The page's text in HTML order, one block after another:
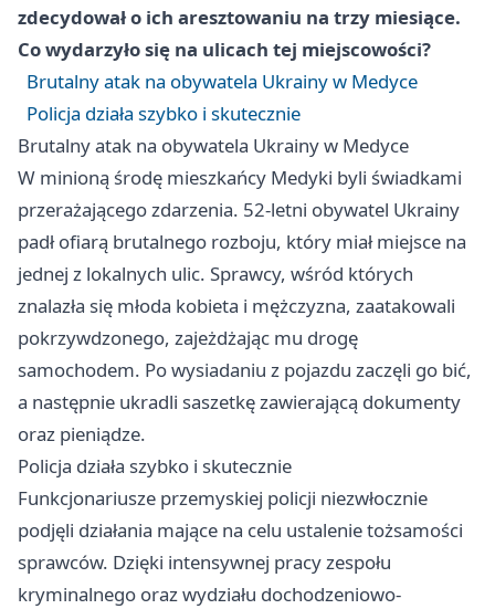
zdecydował o ich aresztowaniu na trzy miesiące.
Co wydarzyło się na ulicach tej miejscowości?
Brutalny atak na obywatela Ukrainy w Medyce
Policja działa szybko i skutecznie
Brutalny atak na obywatela Ukrainy w Medyce
W minioną środę mieszkańcy Medyki byli świadkami
przerażającego zdarzenia. 52-letni obywatel Ukrainy
padł ofiarą brutalnego rozboju, który miał miejsce na
jednej z lokalnych ulic. Sprawcy, wśród których
znalazła się młoda kobieta i mężczyzna, zaatakowali
pokrzywdzonego, zajeżdżając mu drogę
samochodem. Po wysiadaniu z pojazdu zaczęli go bić,
a następnie ukradli saszetkę zawierającą dokumenty
oraz pieniądze.
Policja działa szybko i skutecznie
Funkcjonariusze przemyskiej policji niezwłocznie
podjęli działania mające na celu ustalenie tożsamości
sprawców. Dzięki intensywnej pracy zespołu
kryminalnego oraz wydziału dochodzeniowo-